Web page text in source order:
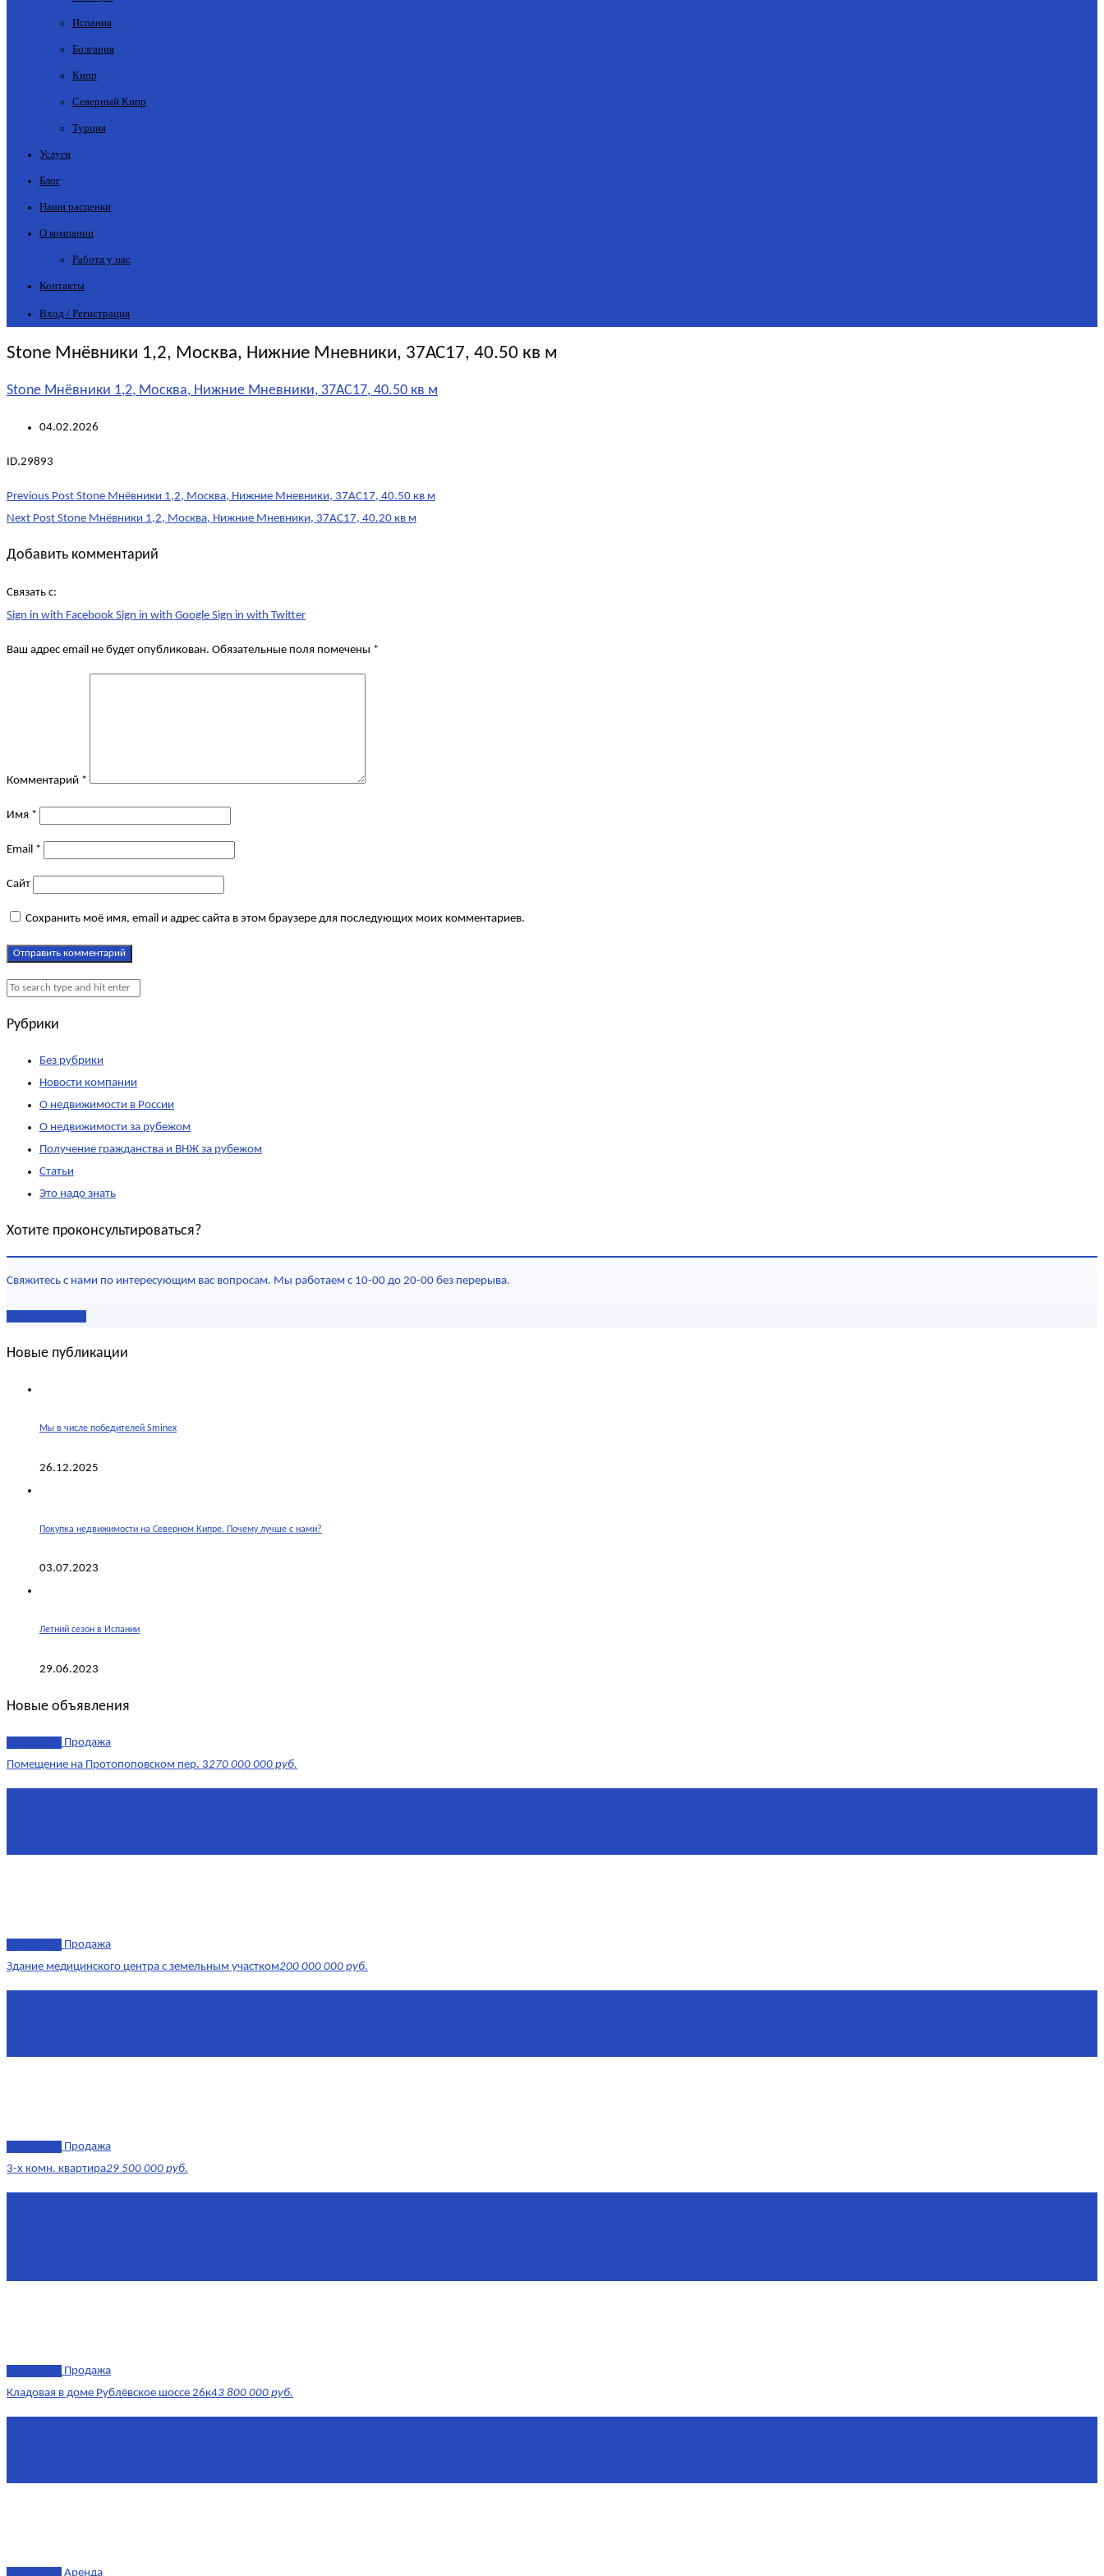
Испания
Болгария
Кипр
Северный Кипр
Турция
Услуги
Блог
Наши расценки
О компании
Работа у нас
Контакты
Вход / Регистрация
Stone Мнёвники 1,2, Москва, Нижние Мневники, 37АС17, 40.50 кв м
Stone Мнёвники 1,2, Москва, Нижние Мневники, 37АС17, 40.50 кв м
04.02.2026
ID.29893
Post
navigation
Previous Post Stone Мнёвники 1,2, Москва, Нижние Мневники, 37АС17, 40.50 кв м
Next Post Stone Мнёвники 1,2, Москва, Нижние Мневники, 37АС17, 40.20 кв м
Добавить комментарий
Связать с:
Sign in with Facebook Sign in with Google Sign in with Twitter
Ваш адрес email не будет опубликован. Обязательные поля помечены *
Комментарий *
Имя *
Email *
Сайт
Сохранить моё имя, email и адрес сайта в этом браузере для последующих моих комментариев.
Рубрики
Без рубрики
Новости компании
О недвижимости в России
О недвижимости за рубежом
Получение гражданства и ВНЖ за рубежом
Статьи
Это надо знать
Хотите проконсультироваться?
Свяжитесь с нами по интересующим вас вопросам. Мы работаем с 10-00 до 20-00 без перерыва.
Новые публикации
Мы в числе победителей Sminex
26.12.2025
Покупка недвижимости на Северном Кипре. Почему лучше с нами?
03.07.2023
Летний сезон в Испании
29.06.2023
Новые объявления
Продажа
Помещение на Протопоповском пер. 3270 000 000 руб.
Продажа
Здание медицинского центра с земельным участком200 000 000 руб.
Продажа
3-х комн. квартира29 500 000 руб.
Продажа
Кладовая в доме Рублёвское шоссе 26к43 800 000 руб.
Аренда